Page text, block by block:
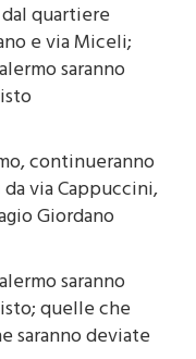
quartiere
e via Miceli;
saranno
continueranno
via Cappuccini,
Giordano
saranno
quelle che
saranno deviate